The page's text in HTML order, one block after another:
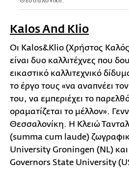
Kalos And Klio
Οι Kalos&Klio (Χρήστος
είναι δυο καλλιτέχνες που
εικαστικό καλλιτεχνικό
το έργο τους «να αναπνέει
του, να εμπεριέχει το
οραματίζεται το μέλλον».
Θεσσαλονίκη. Η Κλειώ
(summa cum laude)
University Groningen (NL) και
Governors State University